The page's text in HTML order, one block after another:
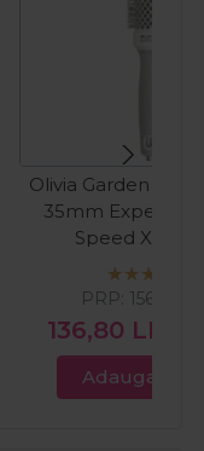
Olivia Garden
35mm Expert
Speed XL
136,80 LEI
PRP: 156,00
Adauga in